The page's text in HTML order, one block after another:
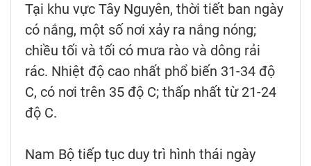
Tại khu vực Tây Nguyên, thời tiết ban ngày
có nắng, một số nơi xảy ra nắng nóng;
chiều tối và tối có mưa rào và dông rải
rác. Nhiệt độ cao nhất phổ biến 31-34 độ
C, có nơi trên 35 độ C; thấp nhất từ 21-24
độ C.
Nam Bộ tiếp tục duy trì hình thái ngày